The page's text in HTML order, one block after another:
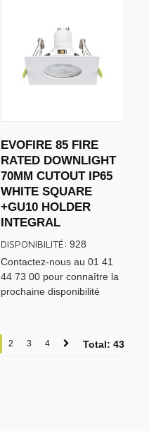
EVOFIRE 85 FIRE
RATED DOWNLIGHT
70MM CUTOUT IP65
WHITE SQUARE
+GU10 HOLDER
INTEGRAL
Contactez-nous au 01 41
44 73 00 pour connaître la
prochaine disponibilité
DISPONIBILITÉ: 928
2 3 4 Total: 43